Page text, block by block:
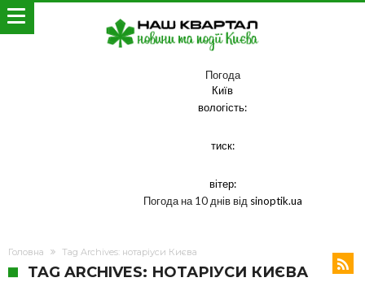
Погода
Київ
вологість:
тиск:
вітер:
Погода на 10 днів від sinoptik.ua
Головна Tag Archives: нотаріуси Києва
TAG ARCHIVES: НОТАРІУСИ КИЄВА